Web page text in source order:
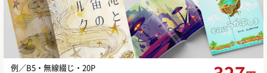
例／B5・無線綴じ・20P